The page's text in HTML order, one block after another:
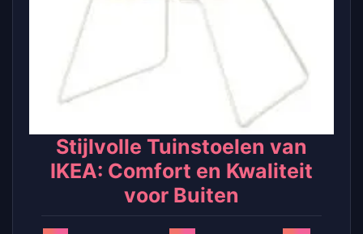
Stijlvolle Tuinstoelen van
IKEA: Comfort en Kwaliteit
voor Buiten